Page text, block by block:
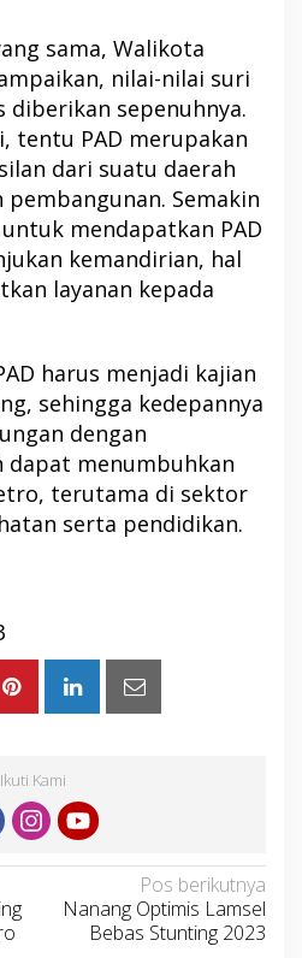
sama, Walikota
nilai-nilai suri
sepenuhnya.
tentu PAD merupakan
dari suatu daerah
Semakin
mendapatkan PAD
kemandirian, hal
layanan kepada
harus menjadi kajian
sehingga kedepannya
dengan
dapat menumbuhkan
terutama di sektor
serta pendidikan.
Ikuti Kami
Pos berikutnya
Nanang Optimis Lamsel
Bebas Stunting 2023